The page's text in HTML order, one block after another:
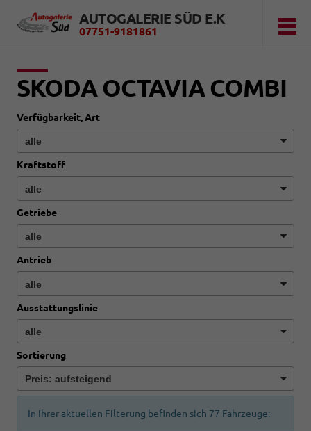
AUTOGALERIE SÜD E.K
07751-9181861
SKODA OCTAVIA COMBI
Verfügbarkeit, Art
Kraftstoff
Getriebe
Antrieb
Ausstattungslinie
Sortierung
In Ihrer aktuellen Filterung befinden sich 77 Fahrzeuge: